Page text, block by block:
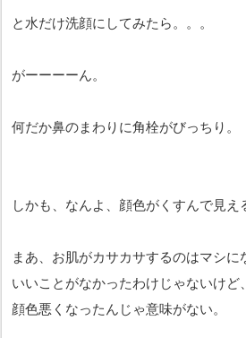
と水だけ洗顔にしてみたら。。。
がーーーーん。
何だか鼻のまわりに角栓がびっちり。
しかも、なんよ、顔色がくすんで見え
まあ、お肌がカサカサするのはマシに
いいことがなかったわけじゃないけど、
顔色悪くなったんじゃ意味がない。